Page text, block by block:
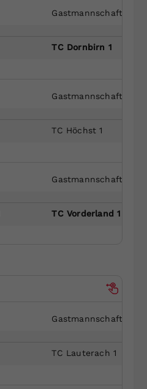
Gastmannschaft
TC Dornbirn 1
Gastmannschaft
TC Höchst 1
Gastmannschaft
TC Vorderland 1
Gastmannschaft
TC Lauterach 1